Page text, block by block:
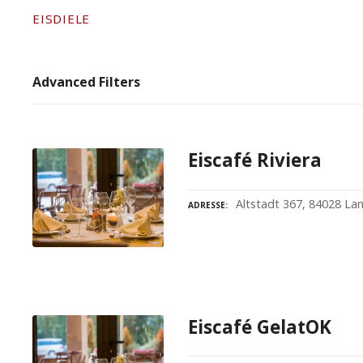
EISDIELE
Advanced Filters
Eiscafé Riviera
ADRESSE Altstadt 367, 84028
Eiscafé GelatOK